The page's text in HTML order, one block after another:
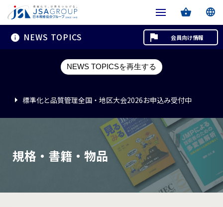
NEWS TOPICS
NEWS TOPICSを再生する
標準化と品質管理全国・地区大会2026お申込み受付中
標準化と品質管理全国・地区大会2026お申込み受付中
標準化と品質管理全国・地区大会2026お申込み受付中
会員向け情報
規格・書籍・物品